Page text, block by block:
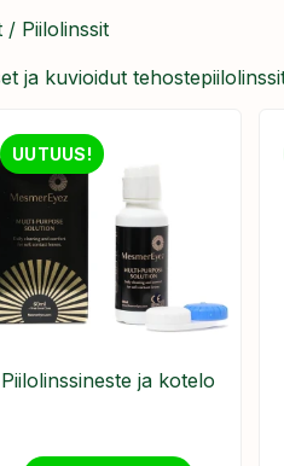
/ Piilolinssit
ja kuvioidut
UUTUUS!
Piilolinssineste ja kotelo